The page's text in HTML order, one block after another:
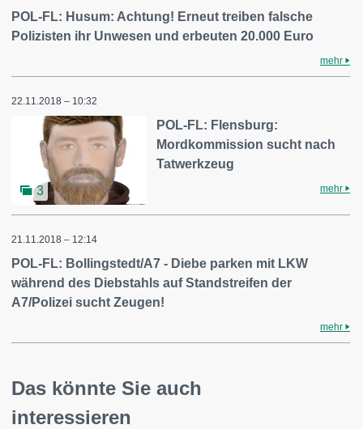
POL-FL: Husum: Achtung! Erneut treiben falsche
Polizisten ihr Unwesen und erbeuten 20.000 Euro
mehr
22.11.2018 – 10:32
3
POL-FL: Flensburg:
Mordkommission sucht nach
Tatwerkzeug
mehr
21.11.2018 – 12:14
POL-FL: Bollingstedt/A7 - Diebe parken mit LKW
während des Diebstahls auf Standstreifen der
A7/Polizei sucht Zeugen!
mehr
Das könnte Sie auch
interessieren